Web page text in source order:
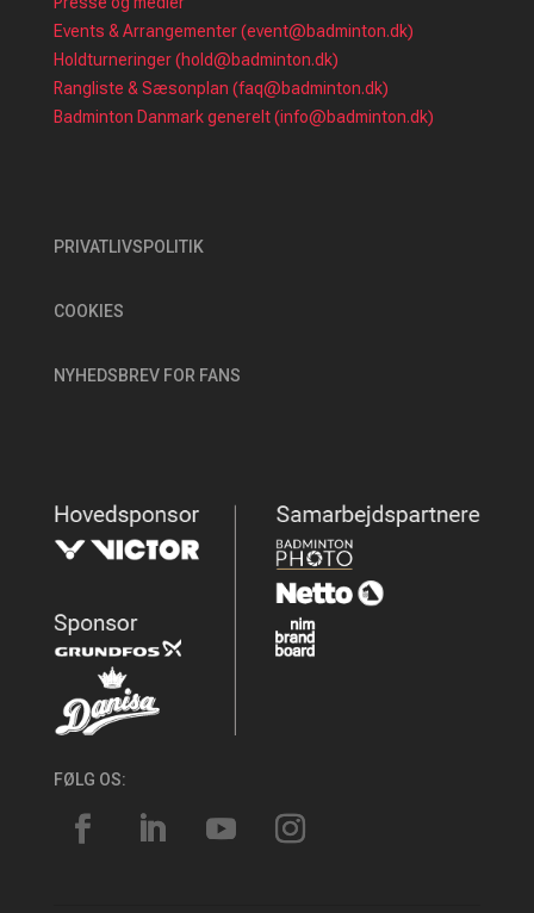
Events & Arrangementer (event@badminton.dk)
Holdturneringer (hold@badminton.dk)
Rangliste & Sæsonplan (faq@badminton.dk)
Badminton Danmark generelt (info@badminton.dk)
PRIVATLIVSPOLITIK
COOKIES
NYHEDSBREV FOR FANS
FØLG OS: